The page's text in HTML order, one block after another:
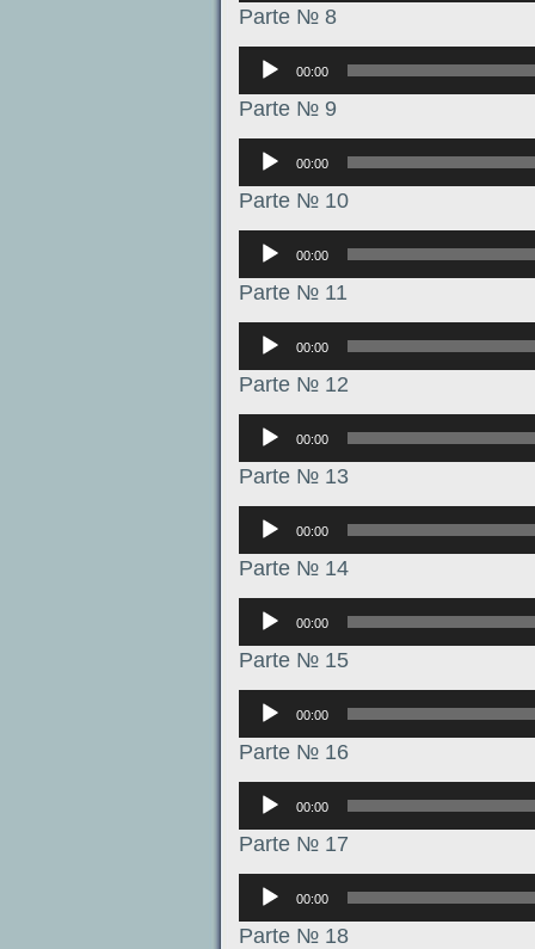
Parte № 8
Аудиоплеер
00:00
Parte № 9
Аудиоплеер
00:00
Parte № 10
Аудиоплеер
00:00
Parte № 11
Аудиоплеер
00:00
Parte № 12
Аудиоплеер
00:00
Parte № 13
Аудиоплеер
00:00
Parte № 14
Аудиоплеер
00:00
Parte № 15
Аудиоплеер
00:00
Parte № 16
Аудиоплеер
00:00
Parte № 17
Аудиоплеер
00:00
Parte № 18